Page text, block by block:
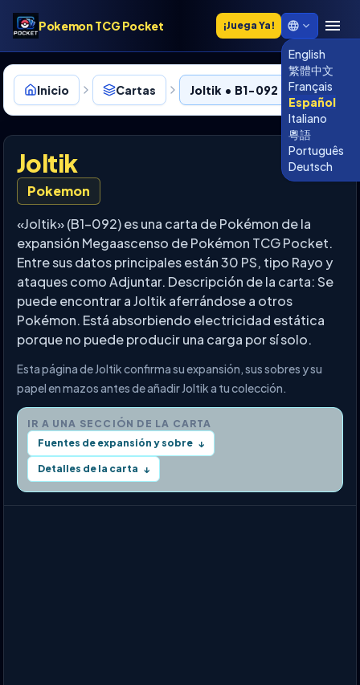
Pokemon TCG Pocket ¡Juega Ya!
English
繁體中文
Français
Español
Italiano
粵語
Português
Deutsch
Inicio Cartas Joltik • B1-092
Joltik
Pokemon
«Joltik» (B1-092) es una carta de Pokémon de la
expansión Megaascenso de Pokémon TCG Pocket.
Entre sus datos principales están 30 PS, tipo Rayo y
ataques como Adjuntar. Descripción de la carta: Se
puede encontrar a Joltik aferrándose a otros
Pokémon. Está absorbiendo electricidad estática
porque no puede producir una carga por sí solo.
Esta página de Joltik confirma su expansión, sus sobres y su
papel en mazos antes de añadir Joltik a tu colección.
IR A UNA SECCIÓN DE LA CARTA
Fuentes de expansión y sobre ↓
Detalles de la carta ↓